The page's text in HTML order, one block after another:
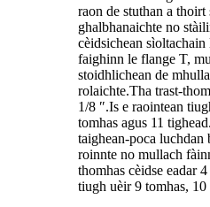
raon de stuthan a
ghalbhanaichte no
cèidsichean
faighinn le flange T,
stoidhlichean de
rolaichte.Tha trast-
1/8 ″.Is e raointean
tomhas agus 11
taighean-poca
roinnte no mullach
thomhas cèidse eadar
tiugh uèir 9 tomhas, 10